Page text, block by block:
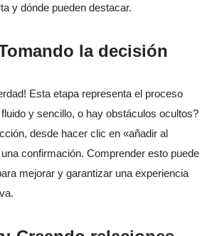
y dónde pueden destacar.
la decisión
Esta etapa representa el proceso
y sencillo, o hay obstáculos ocultos?
desde hacer clic en «añadir al
confirmación. Comprender esto puede
mejorar y garantizar una experiencia